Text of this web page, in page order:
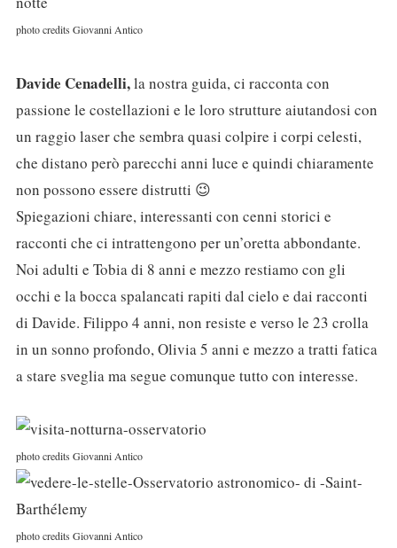
photo credits Giovanni Antico
Davide Cenadelli,la nostra guida, ci racconta con
passione le costellazioni e le loro strutture aiutandosi con
un raggio laser che sembra quasi colpire i corpi celesti,
che distano però parecchi anni luce e quindi chiaramente
non possono essere distrutti 😉
Spiegazioni chiare, interessanti con cenni storici e
racconti che ci intrattengono per un’oretta abbondante.
Noi adulti e Tobia di 8 anni e mezzo restiamo con gli
occhi e la bocca spalancati rapiti dal cielo e dai racconti
di Davide. Filippo 4 anni, non resiste e verso le 23 crolla
in un sonno profondo, Olivia 5 anni e mezzo a tratti fatica
a stare sveglia ma segue comunque tutto con interesse.
photo credits Giovanni Antico
photo credits Giovanni Antico